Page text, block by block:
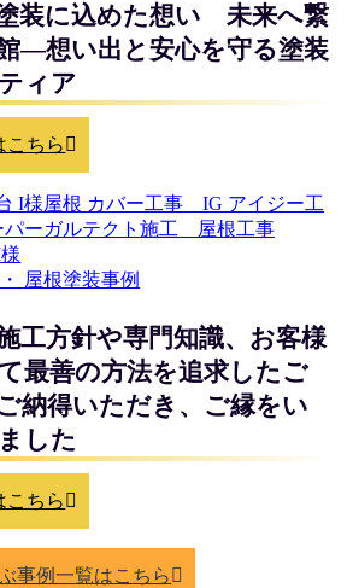
装に込めた想い 未来へ繋
—想い出と安心を守る塗装
ィア
こちら
屋根塗装事例
工方針や専門知識、お客様
最善の方法を追求したご
納得いただき、ご縁をい
した
こちら
事例一覧はこちら